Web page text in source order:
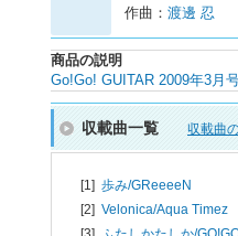
作曲： 渡邊 忍
商品の説明
Go!Go! GUITAR 2009年3月
収載曲一覧 収載曲
[1] 歩み/GReeeeN
[2] Velonica/Aqua Timez